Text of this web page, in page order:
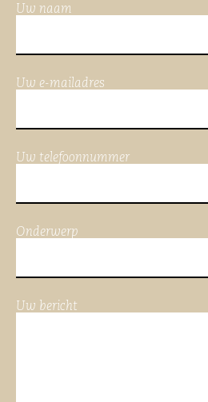
Uw naam
Uw e-mailadres
Uw telefoonnummer
Onderwerp
Uw bericht